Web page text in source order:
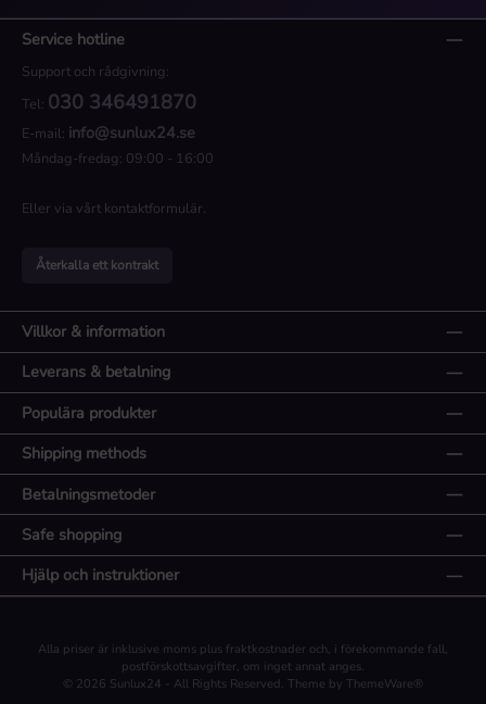
Service hotline
Support och rådgivning:
Tel: 030 346491870
E-mail: info@sunlux24.se
Måndag-fredag: 09:00 - 16:00
Eller via vårt kontaktformulär.
Återkalla ett kontrakt
Villkor & information
Leverans & betalning
Populära produkter
Betalningsmetoder
Shipping methods
Safe shopping
Hjälp och instruktioner
Alla priser är inklusive moms plus fraktkostnader och, i förekommande fall,
postförskottsavgifter, om inget annat anges.
© 2026 Sunlux24 - All Rights Reserved. Theme by ThemeWare®